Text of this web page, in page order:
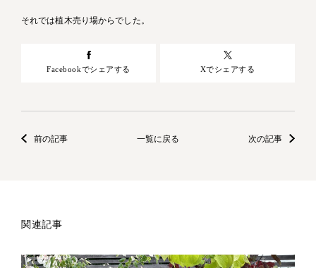
それでは植木売り場からでした。
Facebookでシェアする Xでシェアする
前の記事 一覧に戻る 次の記事
関連記事